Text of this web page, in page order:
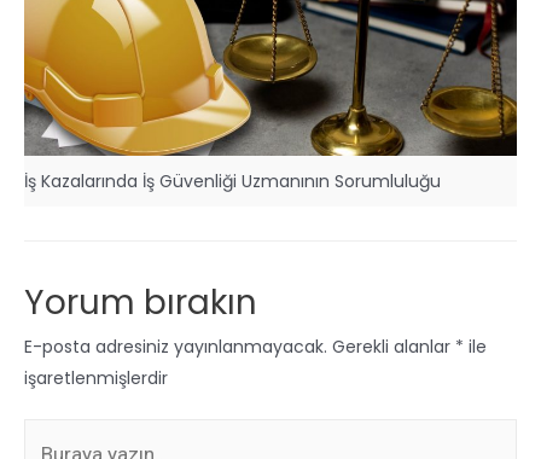
İş Kazalarında İş Güvenliği Uzmanının Sorumluluğu
Yorum bırakın
E-posta adresiniz yayınlanmayacak. Gerekli alanlar * ile
işaretlenmişlerdir